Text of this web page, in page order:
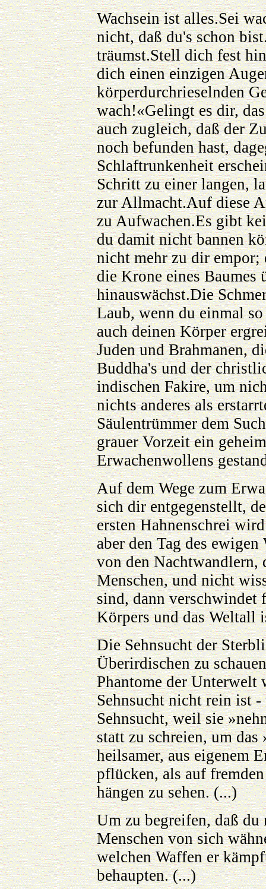
Wachsein ist alles.Sei
nicht, daß du's schon
träumst.Stell dich fest
dich einen einzigen
körperdurchrieselnden
wach!«Gelingt es dir,
auch zugleich, daß der
noch befunden hast,
Schlaftrunkenheit
Schritt zu einer langen,
zur Allmacht.Auf diese
zu Aufwachen.Es gibt
du damit nicht bannen
nicht mehr zu dir
die Krone eines Baumes
hinauswächst.Die
Laub, wenn du einmal
auch deinen Körper
Juden und Brahmanen,
Buddha's und der
indischen Fakire, um
nichts anderes als
Säulentrümmer dem
grauer Vorzeit ein
Erwachenwollens
Auf dem Wege zum
sich dir entgegenstellt,
ersten Hahnenschrei
aber den Tag des
von den Nachtwandlern,
Menschen, und nicht
sind, dann verschwindet
Körpers und das Weltall
Die Sehnsucht der
Überirdischen zu
Phantome der Unterwelt
Sehnsucht nicht rein ist
Sehnsucht, weil sie
statt zu schreien, um
heilsamer, aus eigenem
pflücken, als auf
hängen zu sehen. (...)
Um zu begreifen, daß
Menschen von sich
welchen Waffen er
behaupten. (...)